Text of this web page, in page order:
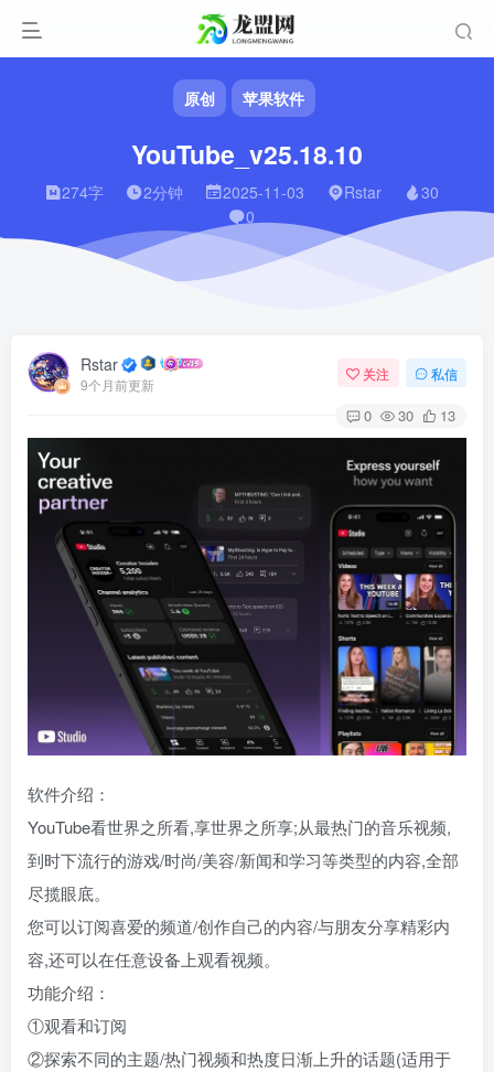
原创 苹果软件
YouTube_v25.18.10
274字 2分钟 2025-11-03 Rstar
30
0
Rstar
9个月前更新
关注 私信
0 30 13
软件介绍：
YouTube看世界之所看,享世界之所享;从最热门的音乐视频,
到时下流行的游戏/时尚/美容/新闻和学习等类型的内容,全部
尽揽眼底。
您可以订阅喜爱的频道/创作自己的内容/与朋友分享精彩内
容,还可以在任意设备上观看视频。
功能介绍：
①观看和订阅
②探索不同的主题/热门视频和热度日渐上升的话题(适用于